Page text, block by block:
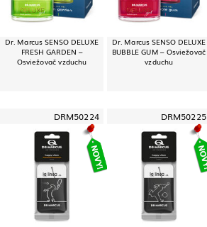
Dr. Marcus SENSO DELUXE
FRESH GARDEN –
Osviežovač vzduchu
Dr. Marcus SENSO DELUXE
BUBBLE GUM – Osviežovač
vzduchu
DRM50224 DRM50225